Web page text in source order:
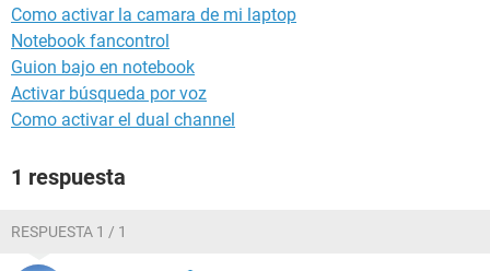
Como activar la camara de mi laptop
Notebook fancontrol
Guion bajo en notebook
Activar búsqueda por voz
Como activar el dual channel
1 respuesta
RESPUESTA 1 / 1